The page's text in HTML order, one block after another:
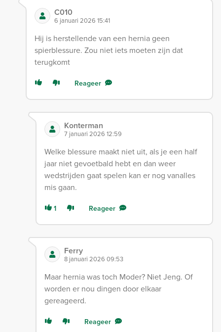
C010
6 januari 2026 15:41
Hij is herstellende van een hernia geen
spierblessure. Zou niet iets moeten zijn dat
terugkomt
Reageer
Konterman
7 januari 2026 12:59
Welke blessure maakt niet uit, als je een half
jaar niet gevoetbald hebt en dan weer
wedstrijden gaat spelen kan er nog vanalles
mis gaan.
1 Reageer
Ferry
8 januari 2026 09:53
Maar hernia was toch Moder? Niet Jeng. Of
worden er nou dingen door elkaar
gereageerd.
Reageer